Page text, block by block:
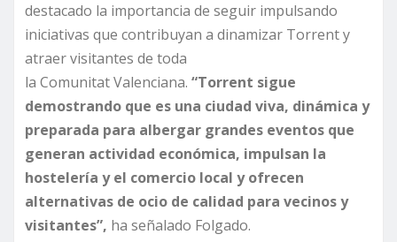
destacado la importancia de seguir impulsando
iniciativas que contribuyan a dinamizar Torrent y
atraer visitantes de toda
la Comunitat Valenciana. “Torrent sigue
demostrando que es una ciudad viva, dinámica y
preparada para albergar grandes eventos que
generan actividad económica, impulsan la
hostelería y el comercio local y ofrecen
alternativas de ocio de calidad para vecinos y
visitantes”, ha señalado Folgado.